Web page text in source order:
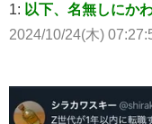
1: 以下、名無しにか
2024/10/24(木)